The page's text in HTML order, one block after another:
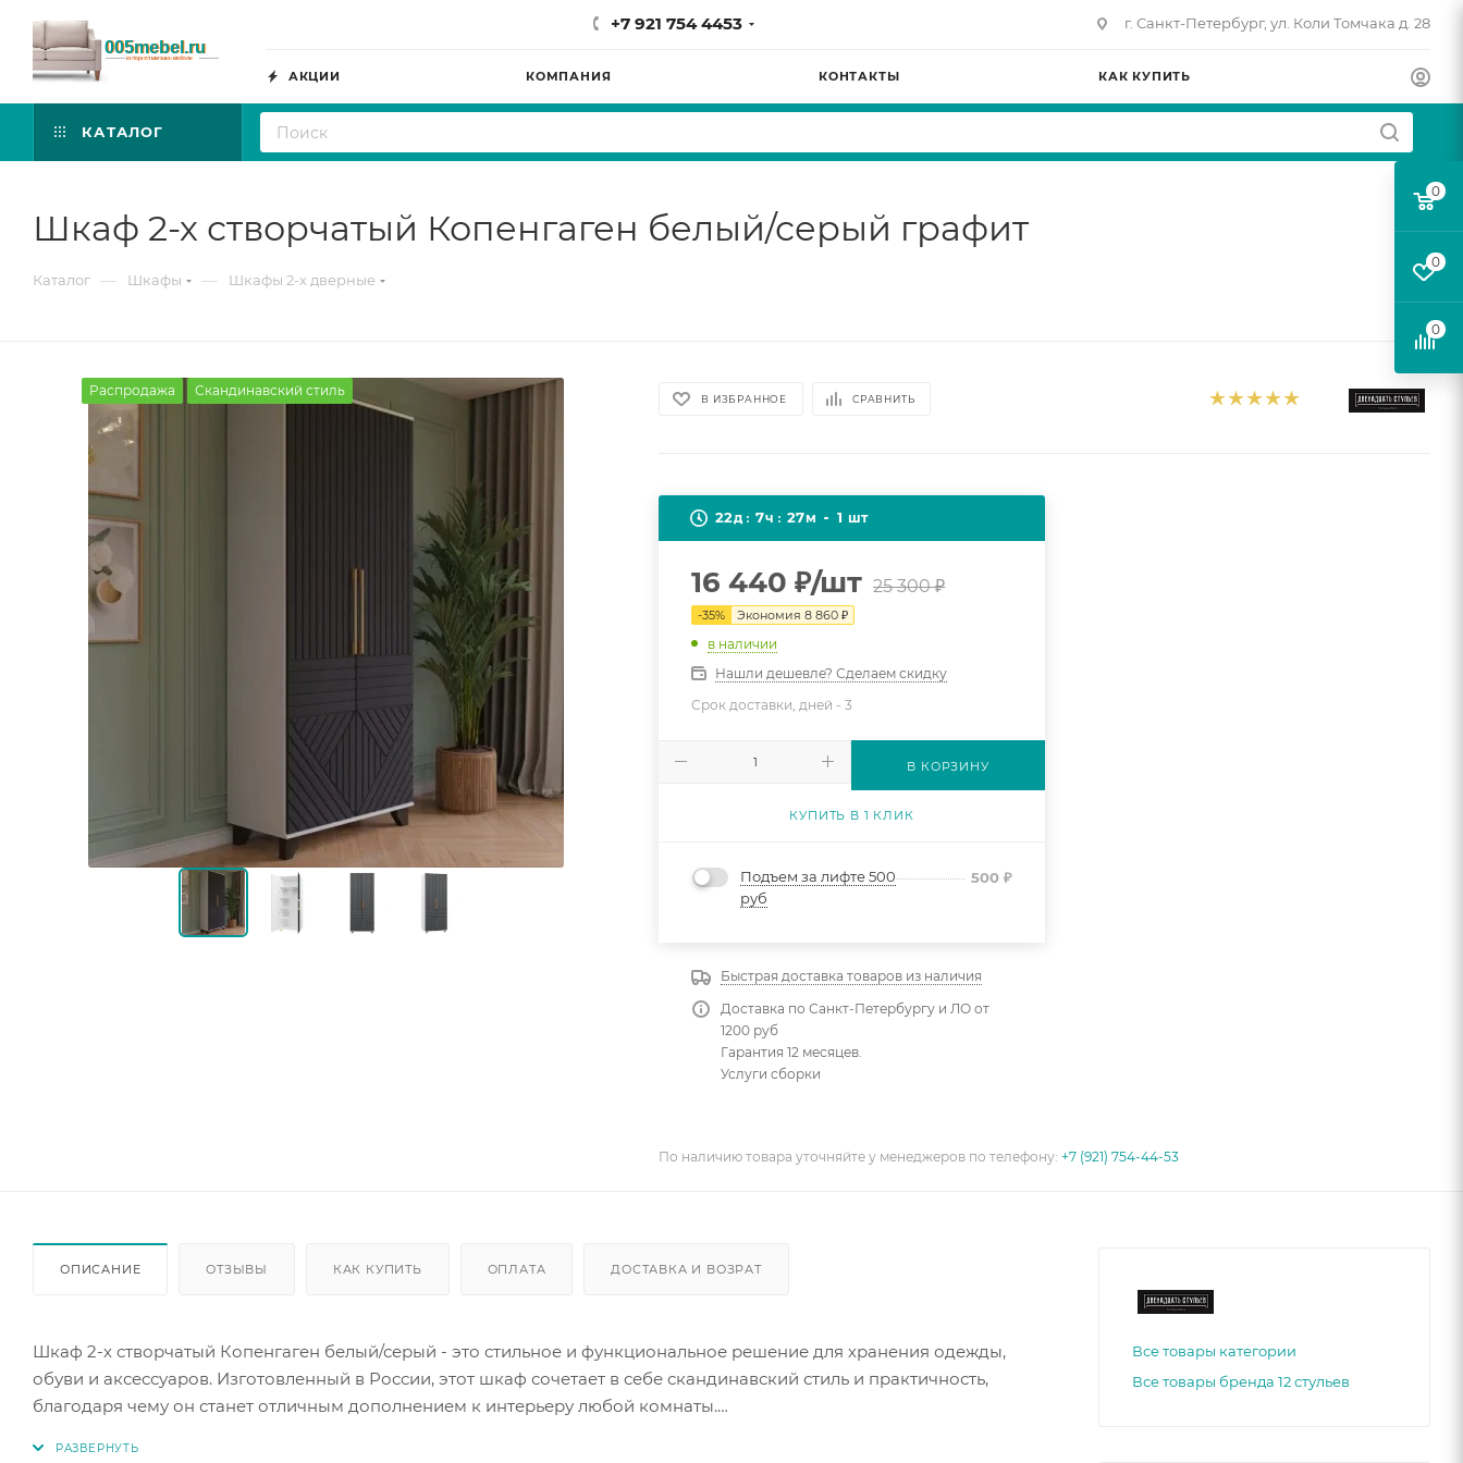
+7 921 754 4453 г. Санкт-Петербург, ул. Коли Томчака д. 28
АКЦИИ КОМПАНИЯ КОНТАКТЫ КАК КУПИТЬ
КАТАЛОГ
Шкаф 2-х створчатый Копенгаген белый/серый графит
Каталог — Шкафы — Шкафы 2-х дверные
Распродажа Скандинавский стиль
В ИЗБРАННОЕ СРАВНИТЬ
22д 7ч 27м 1 шт
16 440 ₽/шт 25 300₽
-35% Экономия8 860 ₽
в наличии
Нашли дешевле? Сделаем скидку
Срок доставки, дней -3
В КОРЗИНУ
КУПИТЬ В 1 КЛИК
Подъем за лифте 500
руб
500₽
Быстрая доставка товаров из наличия
Доставка по Санкт-Петербургу и ЛО от
1200 руб
Гарантия 12 месяцев.
Услуги сборки
По наличию товара уточняйте у менеджеров по телефону:+7 (921) 754-44-53
ОПИСАНИЕ ОТЗЫВЫ КАК КУПИТЬ ОПЛАТА ДОСТАВКА И ВОЗРАТ
Шкаф 2-х створчатый Копенгаген белый/серый - это стильное и функциональное решение для хранения одежды,
обуви и аксессуаров. Изготовленный в России, этот шкаф сочетает в себе скандинавский стиль и практичность,
благодаря чему он станет отличным дополнением к интерьеру любой комнаты.
Все товары категории
Все товары бренда 12 стульев
0
0
0